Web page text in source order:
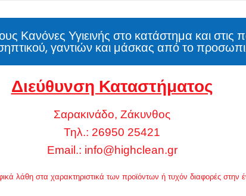
Κανόνες Υγιεινής στο κατάστημα και στις
γαντιών και μάσκας από το
Διεύθυνση Καταστήματος
Σαρακινάδο, Ζάκυνθος
Τηλ.: 26950 25421
Email.: info@highclean.gr
λάθη στα χαρακτηριστικά των προϊόντων ή τυχόν διαφορές